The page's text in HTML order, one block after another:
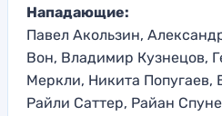
Нападающие:
Павел Акользин,
Вон, Владимир Кузнецов,
Меркли, Никита Попугаев,
Райли Саттер, Райан